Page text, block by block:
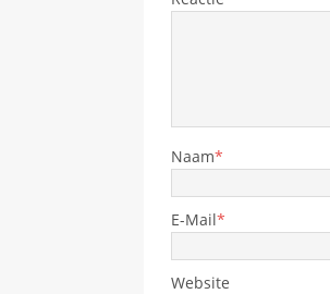
Naam*
E-Mail*
Website